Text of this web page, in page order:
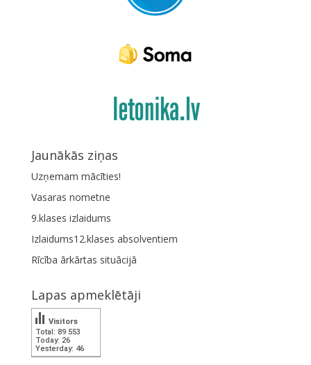
Jaunākās ziņas
Uzņemam mācīties!
Vasaras nometne
9.klases izlaidums
Izlaidums12.klases absolventiem
Rīcība ārkārtas situācijā
Lapas apmeklētāji
Total: 89 553
Today: 26
Yesterday: 46
Visitors